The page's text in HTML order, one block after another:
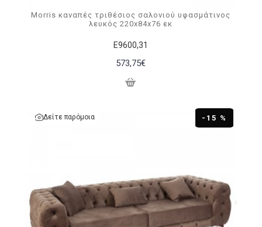
Ε9600,31
Morris καναπές τριθέσιος σαλονιού υφασμάτινος
λευκός 220x84x76 εκ
573,75€
-15 %
Δείτε παρόμοια